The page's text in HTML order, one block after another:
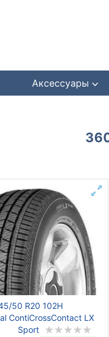
Аксессуары
50 R20 102H
ContiCrossContact LX
Sport